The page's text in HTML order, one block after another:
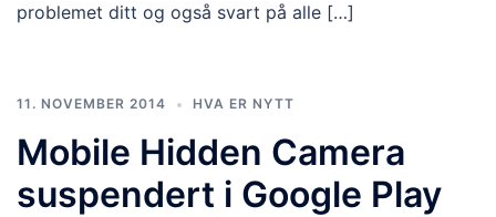
problemet ditt og også svart på alle […]
11. NOVEMBER 2014 HVA ER NYTT
Mobile Hidden Camera
suspendert i Google Play